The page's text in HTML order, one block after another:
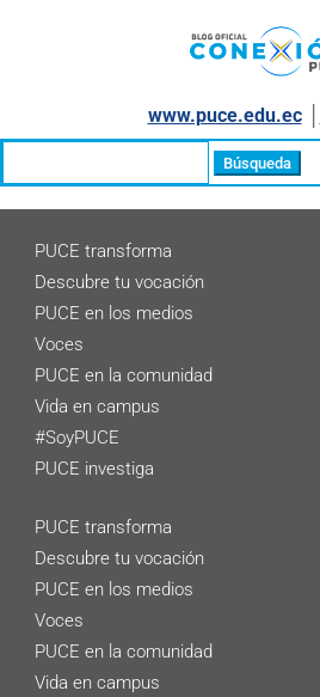
www.puce.edu.ec│
PUCE transforma
Descubre tu vocación
PUCE en los medios
Voces
PUCE en la comunidad
Vida en campus
#SoyPUCE
PUCE investiga
PUCE transforma
Descubre tu vocación
PUCE en los medios
Voces
PUCE en la comunidad
Vida en campus